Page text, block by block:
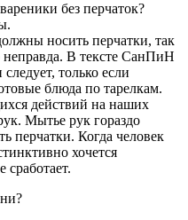
без перчаток?
носить перчатки, так
В тексте СанПиН
только если
блюда по тарелкам.
действий на наших
Мытье рук гораздо
перчатки. Когда человек
хочется